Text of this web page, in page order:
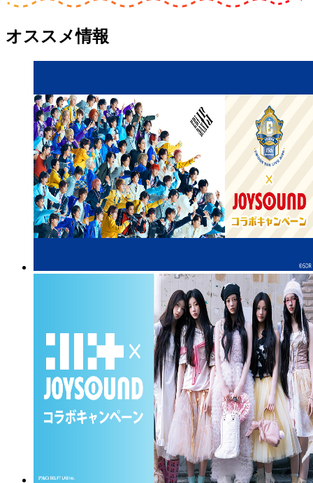
オススメ情報